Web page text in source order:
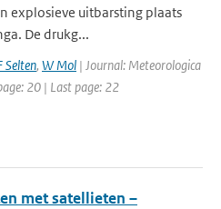
explosieve uitbarsting plaats
De drukg...
Selten, W Mol | Journal: Meteorologica
20 | Last page: 22
met satellieten –